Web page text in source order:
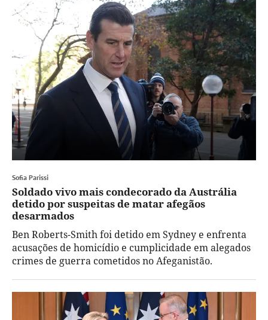
Sofia Parissi
Soldado vivo mais condecorado da Austrália
detido por suspeitas de matar afegãos
desarmados
Ben Roberts-Smith foi detido em Sydney e enfrenta
acusações de homicídio e cumplicidade em alegados
crimes de guerra cometidos no Afeganistão.